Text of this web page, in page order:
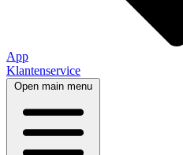
App
Klantenservice
Open main menu